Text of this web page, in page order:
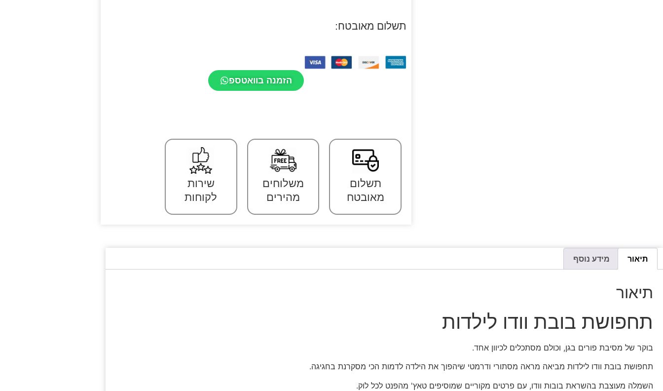
תשלום מאובטח:
הזמנה בוואטספ
תשלום
מאובטח
משלוחים
מהירים
שירות
לקוחות
תיאור מידע נוסף
תיאור
תחפושת בובת וודו לילדות
בוקר של מסיבת פורים בגן, וכולם מסתכלים לכיוון אחד.
תחפושת בובת וודו לילדות מביאה מראה מסתורי ודרמטי שיהפוך את הילדה לדמות הכי מסקרנת בחגיגה.
השמלה מעוצבת בהשראת בובות וודו, עם פרטים מקוריים שמוסיפים טאץ' מהפנט לכל לוק.